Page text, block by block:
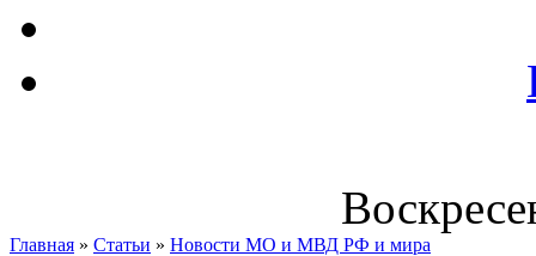
Главная » Статьи » Новости МО и МВД РФ и мира